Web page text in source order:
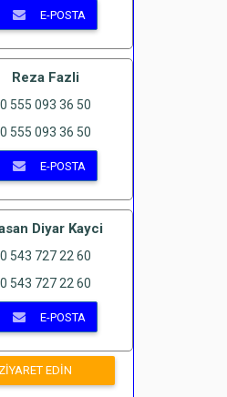
E-POSTA
Reza Fazli
555 093 36 50
555 093 36 50
E-POSTA
Diyar Kayci
543 727 22 60
543 727 22 60
E-POSTA
EDIN